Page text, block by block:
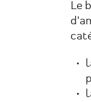
Le